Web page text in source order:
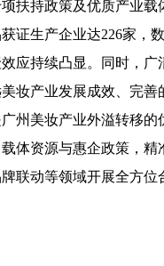
扶持政策及优质产业
证生产企业达226家
应持续凸显。同时，
产业发展成效、完
州美妆产业外溢转移
体资源与惠企政策，
动等领域开展全方位